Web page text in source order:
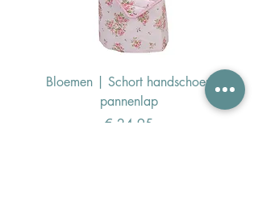
Bloemen | Schort handschoen
pannenlap
Prijs
€ 24,95